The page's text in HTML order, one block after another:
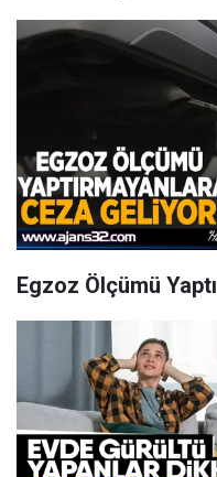
Egzoz Ölçümü